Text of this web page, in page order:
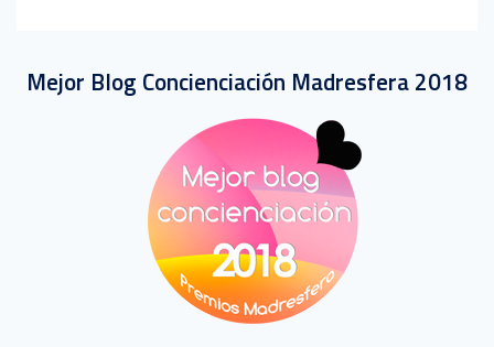
Mejor Blog Concienciación Madresfera 2018